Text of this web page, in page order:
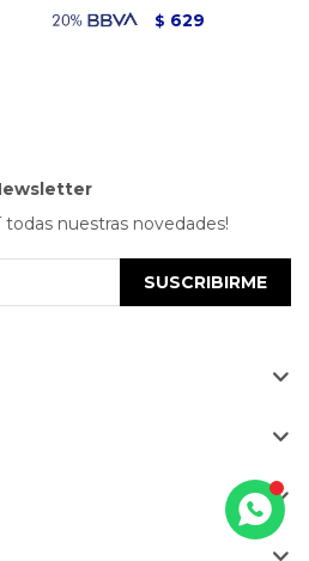
$ 629
todas nuestras novedades!
SUSCRIBIRME